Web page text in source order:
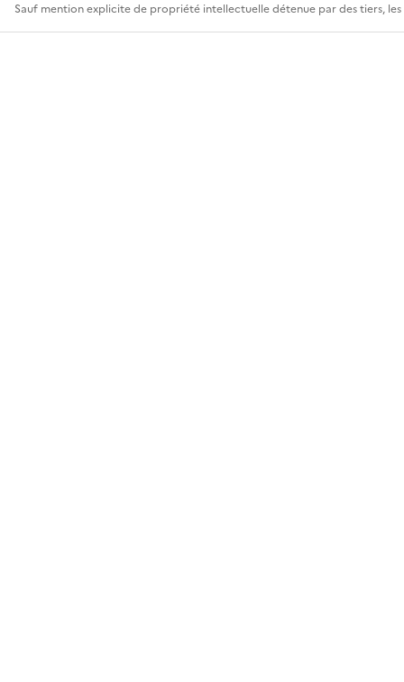
Sauf mention explicite de propriété intellectuelle détenue par des tiers,